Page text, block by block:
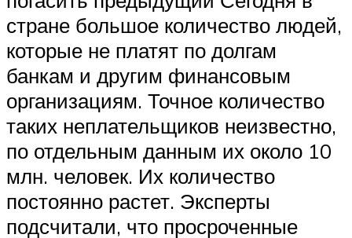
стране большое количество людей,
которые не платят по долгам
банкам и другим финансовым
организациям. Точное количество
таких неплательщиков неизвестно,
по отдельным данным их около 10
млн. человек. Их количество
постоянно растет. Эксперты
подсчитали, что просроченные